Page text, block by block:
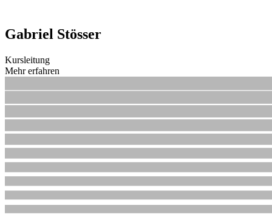
Gabriel Stösser
Kursleitung
Mehr erfahren